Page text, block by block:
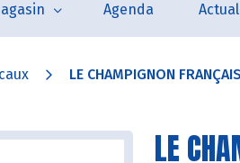
Agenda
LE CHAMPIGNON FRANÇAIS
LE